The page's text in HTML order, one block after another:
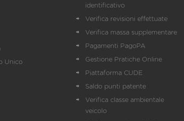
Unico
identificativo
Verifica revisioni effettuate
Verifica massa supplementare
Pagamenti PagoPA
Gestione Pratiche Online
Piattaforma CUDE
Saldo punti patente
Verifica classe ambientale
veicolo